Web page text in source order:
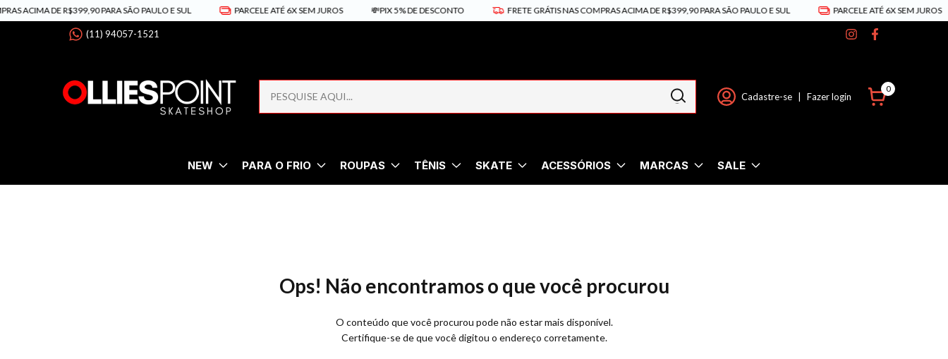
ACIMA DE R$399,90 PARA SÃO PAULO E SUL PARCELE ATÉ 6X SEM JUROS 💸PIX 5% DE DESCONTO FRETE GRÁTIS NAS COMPRAS ACIMA DE R$399,90 PARA SÃO PAULO E SUL PARCELE ATÉ 6X SEM JUROS
(11) 94057-1521
Cadastre-se Fazer login
0
NEW PARA O FRIO ROUPAS TÊNIS SKATE ACESSÓRIOS MARCAS SALE
Ops! Não encontramos o que você procurou
O conteúdo que você procurou pode não estar mais disponível.
Certifique-se de que você digitou o endereço corretamente.